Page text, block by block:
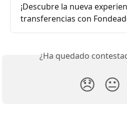
¡Descubre la nueva
transferencias con
¿Ha quedado
😞 😐